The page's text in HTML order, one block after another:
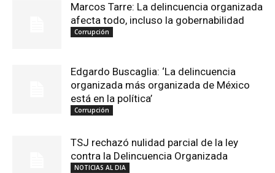
Marcos Tarre: La delincuencia organizada
afecta todo, incluso la gobernabilidad
Corrupción
Edgardo Buscaglia: ‘La delincuencia
organizada más organizada de México
está en la política’
Corrupción
TSJ rechazó nulidad parcial de la ley
contra la Delincuencia Organizada
NOTICIAS AL DIA